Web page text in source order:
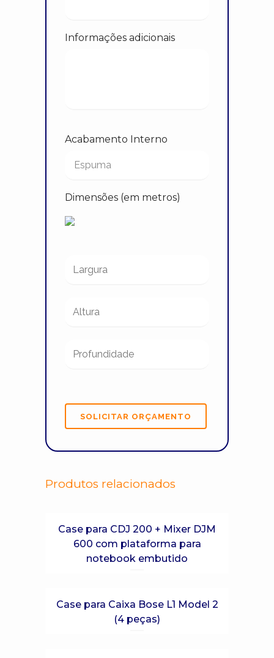
Informações adicionais
Acabamento Interno
Dimensões (em metros)
Produtos relacionados
Case para CDJ 200 + Mixer DJM
600 com plataforma para
notebook embutido
Case para Caixa Bose L1 Model 2
(4 peças)